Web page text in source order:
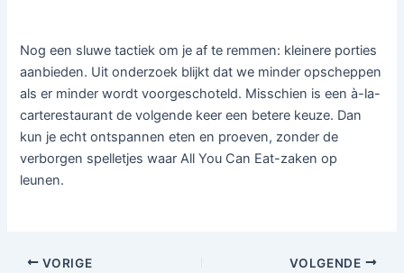
Nog een sluwe tactiek om je af te remmen: kleinere porties
aanbieden. Uit onderzoek blijkt dat we minder opscheppen
als er minder wordt voorgeschoteld. Misschien is een à-la-
carterestaurant de volgende keer een betere keuze. Dan
kun je echt ontspannen eten en proeven, zonder de
verborgen spelletjes waar All You Can Eat-zaken op
leunen.
VORIGE VOLGENDE